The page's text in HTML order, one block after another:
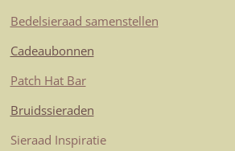
Bedelsieraad samenstellen
Cadeaubonnen
Patch Hat Bar
Bruidssieraden
Sieraad Inspiratie